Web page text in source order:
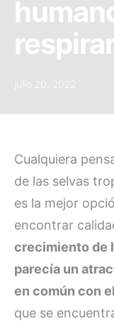
Cualquiera
de las selvas
es la mejor
encontrar
crecimiento de
parecía un
en común con
que se